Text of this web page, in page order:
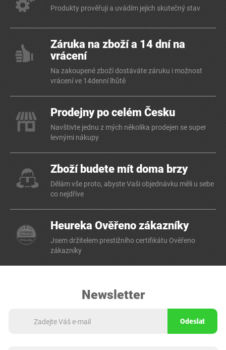
Produkty prověřuji a uvádím jejich skutečný stav
Záruka na zboží a 14 dní na
vrácení
Na zakoupené zboží dostáváte záruku i možnost
vrácení ve 14denní lhůtě
Prodejny po celém Česku
Navštivte jednu z mých několika prodejen se super
levnými nákupy
Zboží budete mít doma brzy
Dělám vše proto, abyste Vaši objednávku měli u sebe
co nejdříve
Heureka Ověřeno zákazníky
Jsem držitelem prestižního certifikátu Ověřeno
zákazníky
Newsletter
Odeslat